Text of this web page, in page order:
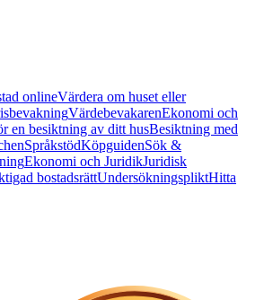
onlineVärdera om huset eller
VärdebevakarenEkonomi och
en besiktning av ditt husBesiktning med
SpråkstödKöpguidenSök &
Ekonomi och JuridikJuridisk
bostadsrättUndersökningspliktHitta